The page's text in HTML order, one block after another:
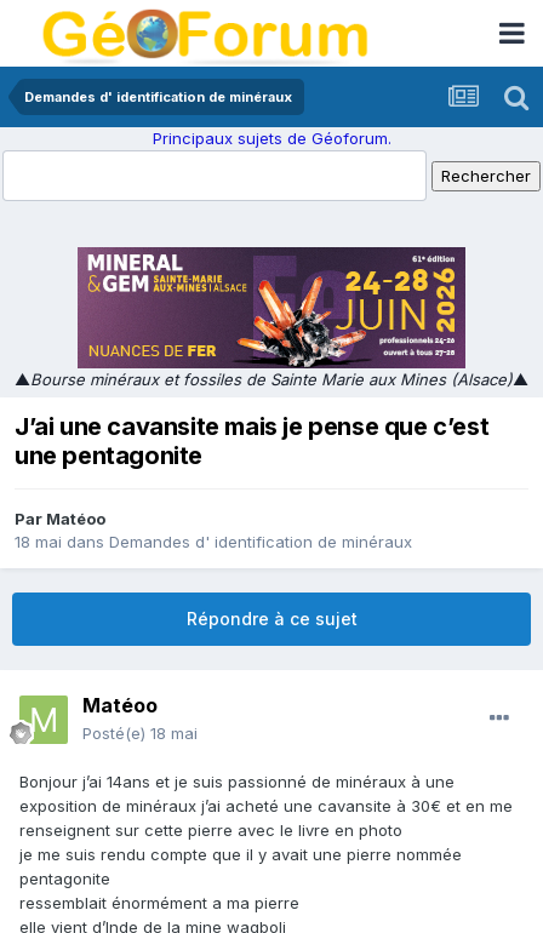
Demandes d' identification de minéraux
Principaux sujets de Géoforum.
▲Bourse minéraux et fossiles de Sainte Marie aux Mines (Alsace)▲
J’ai une cavansite mais je pense que c’est
une pentagonite
Par Matéoo
18 mai dans Demandes d' identification de minéraux
Répondre à ce sujet
Matéoo
Posté(e) 18 mai
Bonjour j’ai 14ans et je suis passionné de minéraux à une
exposition de minéraux j’ai acheté une cavansite à 30€ et en me
renseignent sur cette pierre avec le livre en photo
je me suis rendu compte que il y avait une pierre nommée
pentagonite
ressemblait énormément a ma pierre
elle vient d’Inde de la mine wagboli